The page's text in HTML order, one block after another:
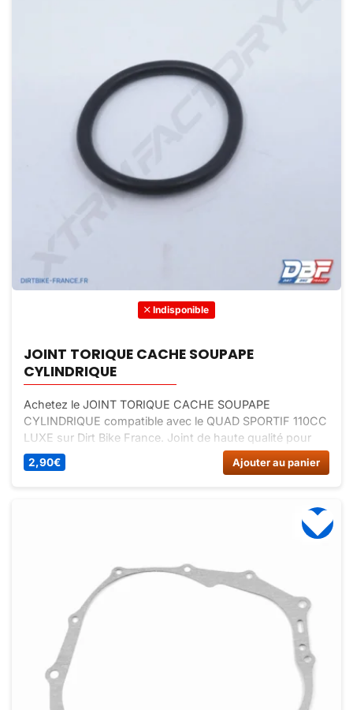
Indisponible
JOINT TORIQUE CACHE SOUPAPE
CYLINDRIQUE
Achetez le JOINT TORIQUE CACHE SOUPAPE
CYLINDRIQUE compatible avec le QUAD SPORTIF 110CC
LUXE sur Dirt Bike France. Joint de haute qualité pour
assurer l’étanchéité du moteur.
2,90€ Ajouter au panier